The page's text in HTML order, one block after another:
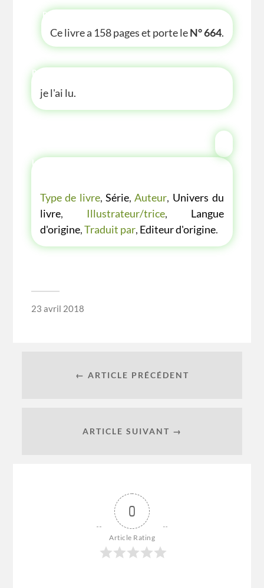
P'TITE INFOS
Ce livre a 158 pages et porte leN° 664.
P'TITE ANECDOTE
je l'ai lu.
LES P'TITES LISTES DES BIBLIOTHÈQUE
Type de livre, Série, Auteur, Univers du
livre, Illustrateur/trice, Langue
d'origine,Traduit par, Editeur d'origine.
23 avril 2018
← ARTICLE PRÉCÉDENT
ARTICLE SUIVANT →
0
Article Rating